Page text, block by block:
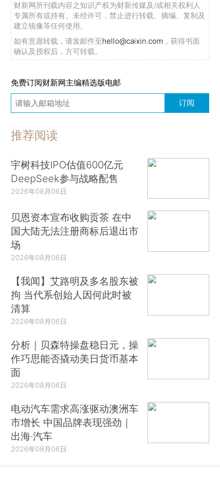
财新网所刊载内容之知识产权为财新传媒及/或相关权利人
专属所有或持有。未经许可，禁止进行转载、摘编、复制及
建立镜像等任何使用。
如有意愿转载，请发邮件至hello@caixin.com ，获得书面
确认及授权后，方可转载。
免费订阅财新网主编精选版电邮
订阅
推荐阅读
宇树科技IPO估值600亿元
DeepSeek参与战略配售
2026年08月06日
贝恩资本宣布收购贡茶 在中
国大陆无法注册商标后退出市
场
2026年08月06日
【我闻】艾路明及多名股东被
拘 当代系创始人因何此时被
清算
2026年08月06日
分析｜贝森特操盘稳日元，操
作巧思能否撬动美日货币基本
面
2026年08月06日
电动汽车需求高涨驱动澳洲车
市增长 中国品牌表现强劲｜
出海·汽车
2026年08月06日